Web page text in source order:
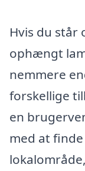
Hvis du står
ophængt
nemmere
forskellige
en
med at